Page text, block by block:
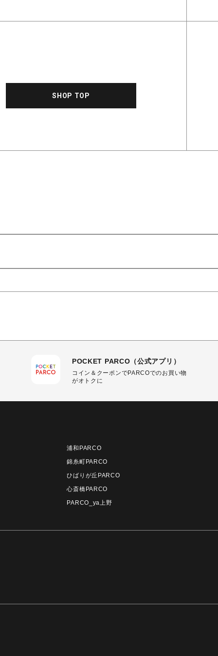
SHOP TOP
POCKET PARCO（公式アプリ）
コイン＆クーポンでPARCOでのお買い物
がオトクに
浦和PARCO
錦糸町PARCO
ひばりが丘PARCO
心斎橋PARCO
PARCO_ya上野